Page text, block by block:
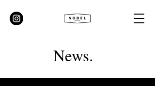
News.